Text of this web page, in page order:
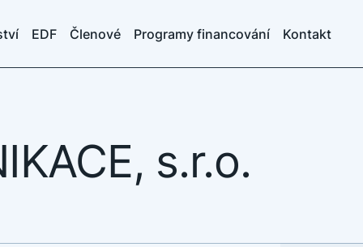
EDF Členové Programy financování Kontakt
s.r.o.